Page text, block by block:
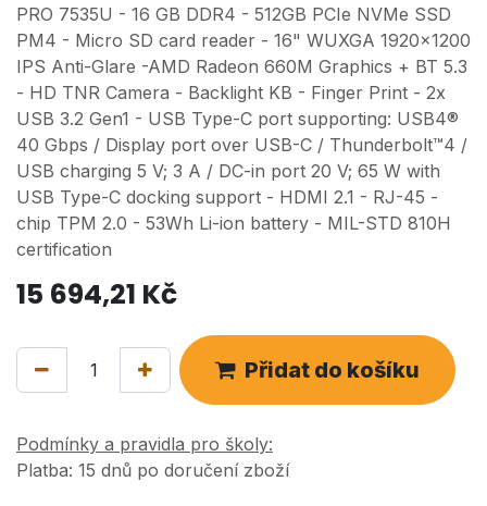
PRO 7535U - 16 GB DDR4 - 512GB PCIe NVMe SSD
PM4 - Micro SD card reader - 16" WUXGA 1920x1200
IPS Anti-Glare -AMD Radeon 660M Graphics + BT 5.3
- HD TNR Camera - Backlight KB - Finger Print - 2x
USB 3.2 Gen1 - USB Type-C port supporting: USB4®
40 Gbps / Display port over USB-C / Thunderbolt™4 /
USB charging 5 V; 3 A / DC-in port 20 V; 65 W with
USB Type-C docking support - HDMI 2.1 - RJ-45 -
chip TPM 2.0 - 53Wh Li-ion battery - MIL-STD 810H
certification
15 694,21 Kč
Přidat do košíku
Podmínky a pravidla pro školy:
Platba: 15 dnů po doručení zboží